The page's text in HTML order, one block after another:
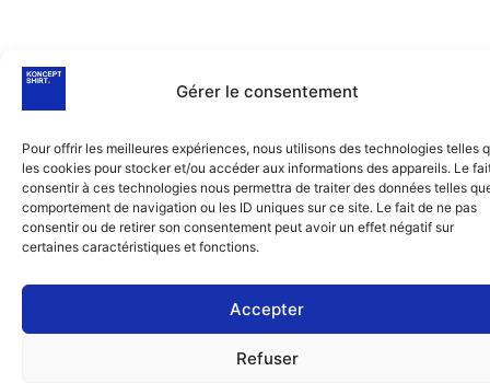
Gérer le consentement
Pour offrir les meilleures expériences, nous utilisons des technologies telles
les cookies pour stocker et/ou accéder aux informations des appareils. Le
consentir à ces technologies nous permettra de traiter des données telles
comportement de navigation ou les ID uniques sur ce site. Le fait de ne pas
consentir ou de retirer son consentement peut avoir un effet négatif sur
certaines caractéristiques et fonctions.
Accepter
Refuser